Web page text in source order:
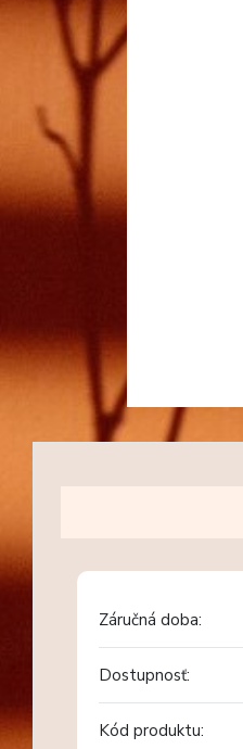
Záručná doba:
Dostupnosť:
Kód produktu: